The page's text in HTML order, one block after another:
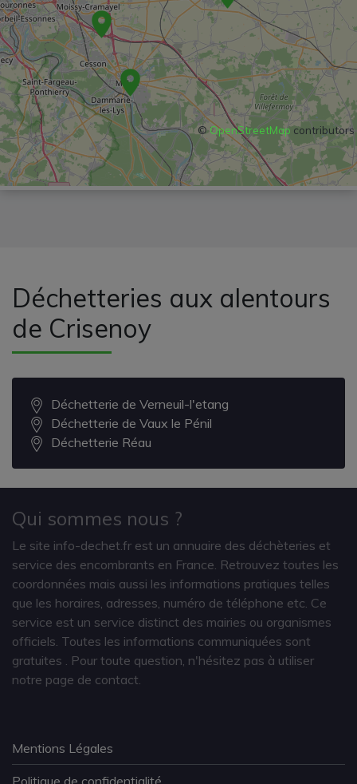
©OpenStreetMapcontributors
Déchetteries aux alentours
de Crisenoy
Déchetterie de Verneuil-l'etang
Déchetterie de Vaux le Pénil
Déchetterie Réau
Qui sommes nous ?
Le site info-dechet.fr est un annuaire des déchèteries et
service des encombrants en France. Retrouvez toutes les
coordonnées mais aussi les informations pratiques telles
que les horaires, adresses, numéro de téléphone etc. Ce
service est un service distinct des mairies ou organismes
officiels. Toutes les informations communiquées sont
gratuites
. Pour toute question, n'hésitez pas à utiliser
notre page de contact.
Mentions Légales
Politique de confidentialité